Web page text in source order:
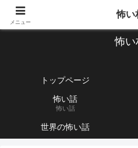
【1760話以上】怖い話と不思議
怖い
トップページ
怖い話
怖い話
世界の怖い話
メニュー
怖い